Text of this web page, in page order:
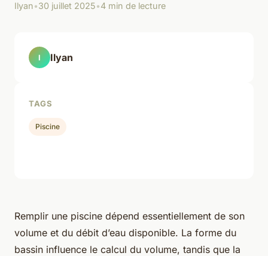
Ilyan•30 juillet 2025•4 min de lecture
Remplir une piscine dépend essentiellement de son
volume et du débit d’eau disponible. La forme du
bassin influence le calcul du volume, tandis que la
I Ilyan
TAGS
Piscine